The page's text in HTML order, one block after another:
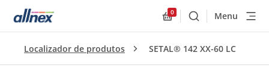
0
BuscarMenu
Localizador de produtos SETAL® 142 XX-60 LC